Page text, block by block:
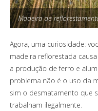
Madeira de
Agora, uma curiosidade:
madeira reflorestada
a produção de ferro e
problema não é o uso da
sim o desmatamento que
trabalham ilegalmente.